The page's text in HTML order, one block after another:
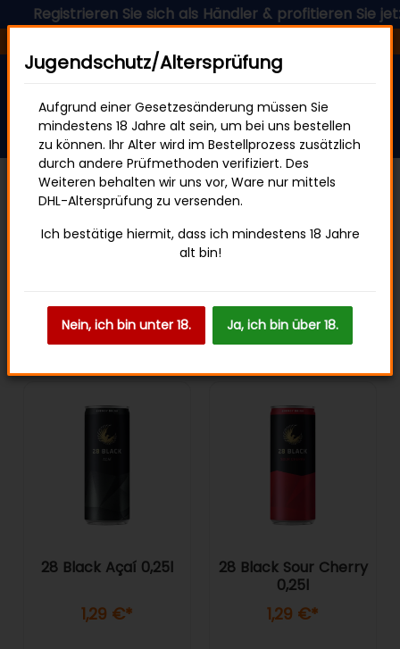
Sie sich als Händler & profitieren Sie jetzt
Getränke
Energy Drinks
Artikel 1 - 15 von 15
28 Black Açaí 0,25l
1,29 €*
28 Black Sour Cherry
0,25l
1,29 €*
Jugendschutz/Altersprüfung
Aufgrund einer Gesetzesänderung müssen Sie
mindestens 18 Jahre alt sein, um bei uns bestellen
zu können. Ihr Alter wird im Bestellprozess zusätzlich
durch andere Prüfmethoden verifiziert. Des
Weiteren behalten wir uns vor, Ware nur mittels
DHL-Altersprüfung zu versenden.
Ich bestätige hiermit, dass ich mindestens 18 Jahre
alt bin!
Nein, ich bin unter 18. Ja, ich bin über 18.